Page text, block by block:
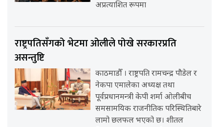
अप्रत्याशित रूपमा
राष्ट्रपतिसँगको भेटमा ओलीले पोखे सरकारप्रति
असन्तुष्टि
काठमाडौँ । राष्ट्रपति रामचन्द्र पौडेल र
नेकपा एमालेका अध्यक्ष तथा
पूर्वप्रधानमन्त्री केपी शर्मा ओलीबीच
समसामयिक राजनीतिक परिस्थितिबारे
लामो छलफल भएको छ। शीतल